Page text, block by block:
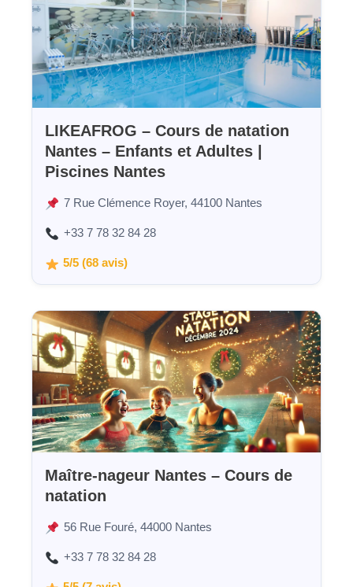
LIKEAFROG – Cours de natation
Nantes – Enfants et Adultes |
Piscines Nantes
7 Rue Clémence Royer, 44100 Nantes
+33 7 78 32 84 28
5/5 (68 avis)
Maître-nageur Nantes – Cours de
natation
56 Rue Fouré, 44000 Nantes
+33 7 78 32 84 28